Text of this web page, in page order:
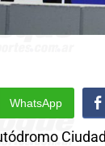
WhatsApp